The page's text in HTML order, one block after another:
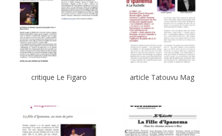
critique Le Figaro article Tatouvu Mag